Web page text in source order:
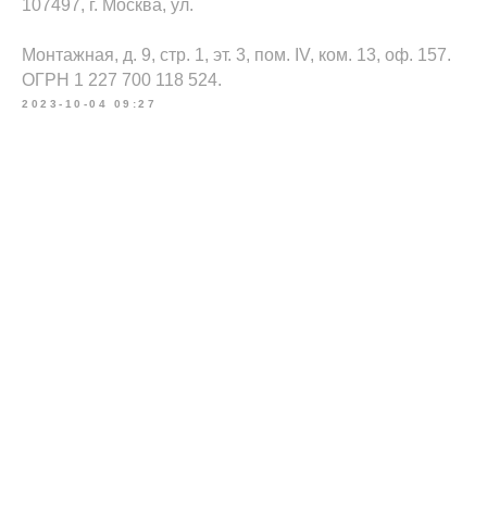
107497, г. Москва, ул.
Монтажная, д. 9, стр. 1, эт. 3, пом. IV, ком. 13, оф. 157.
ОГРН 1 227 700 118 524.
2023-10-04 09:27